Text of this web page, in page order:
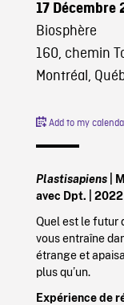
17 Décembre
Biosphère
160, chemin
Montréal,
Add to my
Plastisapiens|
avec Dpt. | 2022
Quel est le futur
vous entraîne
étrange et
plus qu’un.
Expérience de